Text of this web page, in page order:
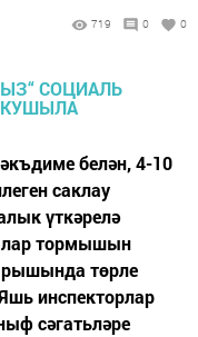
719 0 0
белән, 4-10
саклау
үткәрелә
тормышын
төрле
инспекторлар
сәгатьләре